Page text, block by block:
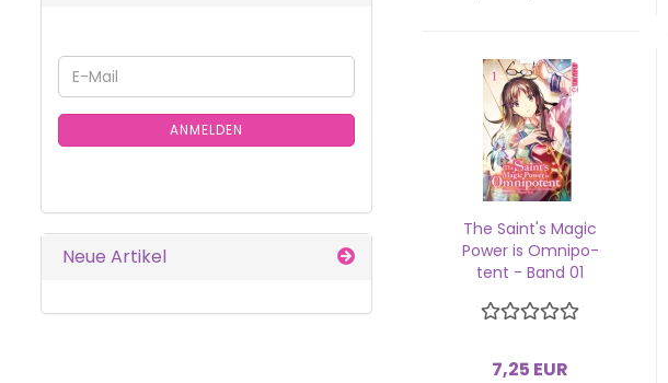
The Saint's Magic
Power is Om­ni­po­
tent - Band 01
7,25 EUR
WEITER
ZUR
NEWSLETTER-
E-
Mail
ANMELDEN
Neue Artikel